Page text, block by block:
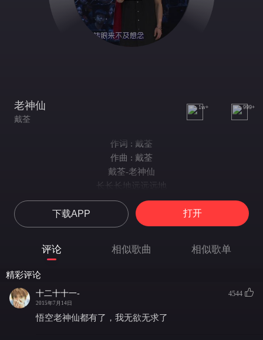
老神仙
戴荃
1w+ 999+
作词 : 戴荃
作曲 : 戴荃
戴荃-老神仙
长长长地远远远地
深深地流浪在心间
叮叮叮的咚咚咚的
悠悠的铃声在耳边
那里有一棵大树
放松呼吸
下载APP 打开
评论 相似歌曲 相似歌单
精彩评论
十二十十一-
2015年7月14日
4544
悟空老神仙都有了，我无欲无求了